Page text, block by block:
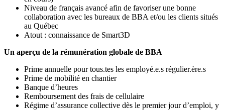
Niveau de français avancé afin de favoriser une bonne
collaboration avec les bureaux de BBA et/ou les clients situés
au Québec
Atout : connaissance de Smart3D
Un aperçu de la rémunération globale de BBA
Prime annuelle pour tous.tes les employé.e.s régulier.ère.s
Prime de mobilité en chantier
Banque d’heures
Remboursement des frais de cellulaire
Régime d’assurance collective dès le premier jour d’emploi, y